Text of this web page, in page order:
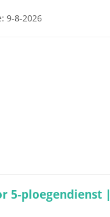
9-8-2026
5-ploegendienst |